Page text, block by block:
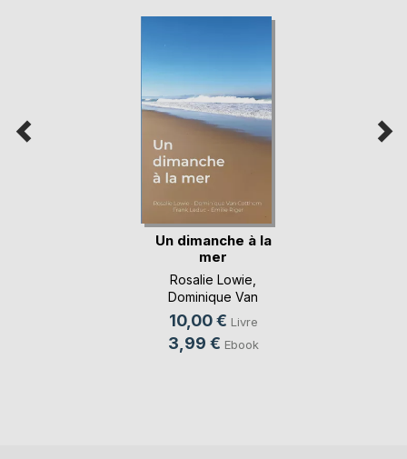
Un dimanche à la
mer
Rosalie Lowie
Dominique Van
Cotthem
10,00 € Livre
3,99 € Ebook